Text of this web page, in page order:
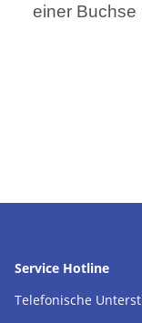
einer Buchse
Service Hotline
Telefonische